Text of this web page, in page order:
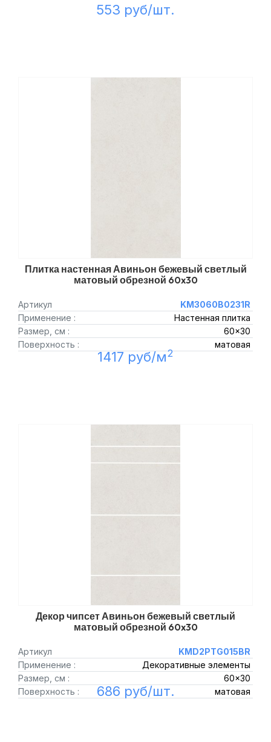
553 руб/шт.
Плитка настенная Авиньон бежевый светлый
матовый обрезной 60x30
Артикул
KM3060B0231R
Применение :
Настенная плитка
Размер, см :
60x30
Поверхность :
матовая
1417 руб/м2
Декор чипсет Авиньон бежевый светлый
матовый обрезной 60x30
Артикул
KMD2PTG015BR
Применение :
Декоративные элементы
Размер, см :
60x30
Поверхность :
матовая
686 руб/шт.